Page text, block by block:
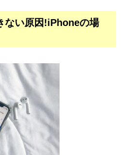
ない原因!iPhoneの場